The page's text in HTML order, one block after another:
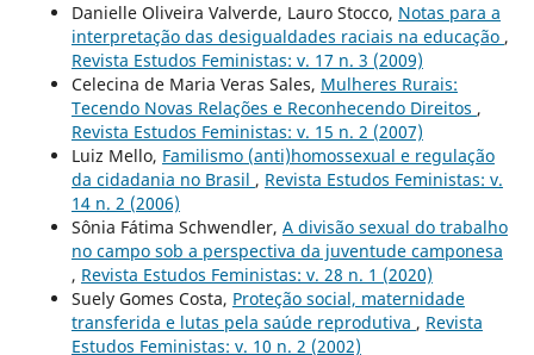
Danielle Oliveira Valverde, Lauro Stocco, Notas para a
interpretação das desigualdades raciais na educação ,
Revista Estudos Feministas: v. 17 n. 3 (2009)
Celecina de Maria Veras Sales, Mulheres Rurais:
Tecendo Novas Relações e Reconhecendo Direitos ,
Revista Estudos Feministas: v. 15 n. 2 (2007)
Luiz Mello, Familismo (anti)homossexual e regulação
da cidadania no Brasil , Revista Estudos Feministas: v.
14 n. 2 (2006)
Sônia Fátima Schwendler, A divisão sexual do trabalho
no campo sob a perspectiva da juventude camponesa
, Revista Estudos Feministas: v. 28 n. 1 (2020)
Suely Gomes Costa, Proteção social, maternidade
transferida e lutas pela saúde reprodutiva , Revista
Estudos Feministas: v. 10 n. 2 (2002)